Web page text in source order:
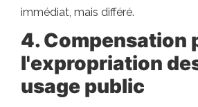
immédiat, mais différé.
4. Compensation
l'expropriation
usage public